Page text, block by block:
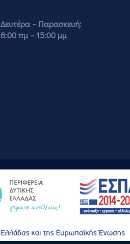
Δευτέρα – Παρασκευή:
8:00 πμ – 15:00 μμ